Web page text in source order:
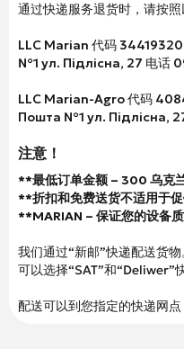
通过快递服务退货时，请按
LLC Marian 代码
№1 ул. Підлісна, 27 电话
LLC Marian-Agro 代码
Пошта №1 ул. Підлісна,
注意！
**最低订单金额 – 300 乌克
**折扣和免费送货不适用于
**MARIAN – 保证您的设备
我们通过“新邮”快递配送货
可以选择“SAT”和“Deliwer”
配送可以到您指定的快递网点